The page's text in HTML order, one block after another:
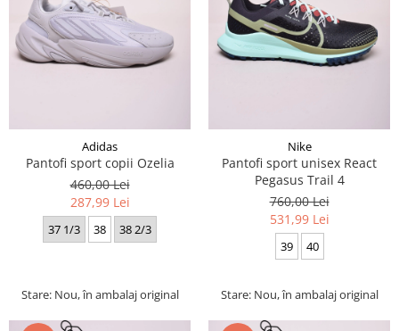
Adidas
Pantofi sport copii Ozelia
460,00 Lei
287,99 Lei
37 1/3 38 38 2/3
Stare: Nou, în ambalaj original
Nike
Pantofi sport unisex React
Pegasus Trail 4
760,00 Lei
531,99 Lei
39 40
Stare: Nou, în ambalaj original